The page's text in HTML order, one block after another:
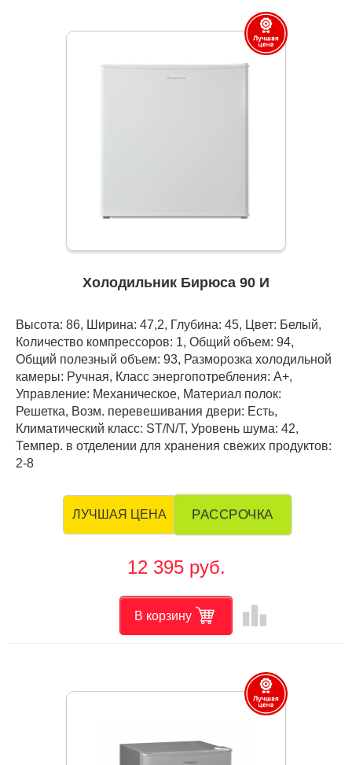
Холодильник Бирюса 90 И
Высота: 86, Ширина: 47,2, Глубина: 45, Цвет: Белый,
Количество компрессоров: 1, Общий объем: 94,
Общий полезный объем: 93, Разморозка холодильной
камеры: Ручная, Класс энергопотребления: А+,
Управление: Механическое, Материал полок:
Решетка, Возм. перевешивания двери: Есть,
Климатический класс: ST/N/T, Уровень шума: 42,
Темпер. в отделении для хранения свежих продуктов:
2-8
ЛУЧШАЯ ЦЕНА РАССРОЧКА
12 395 руб.
В корзину leaderboard